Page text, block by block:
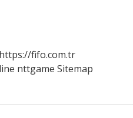
https://fifo.com.tr
nttgame Sitemap